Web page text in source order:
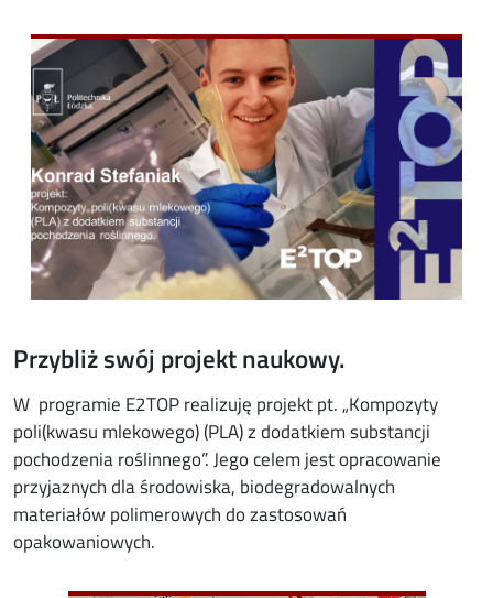
Image
Przybliż swój projekt naukowy.
W programie E2TOP realizuję projekt pt. „Kompozyty
poli(kwasu mlekowego) (PLA) z dodatkiem substancji
pochodzenia roślinnego”. Jego celem jest opracowanie
przyjaznych dla środowiska, biodegradowalnych
materiałów polimerowych do zastosowań
opakowaniowych.